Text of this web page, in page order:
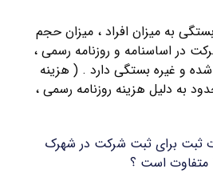
به میزان افراد ، میزان حجم
در اساسنامه و روزنامه رسمی ،
شده و غیره بستگی دارد . ( هزینه
به دلیل هزینه روزنامه رسمی ،
ثبت برای ثبت شرکت در شهرک